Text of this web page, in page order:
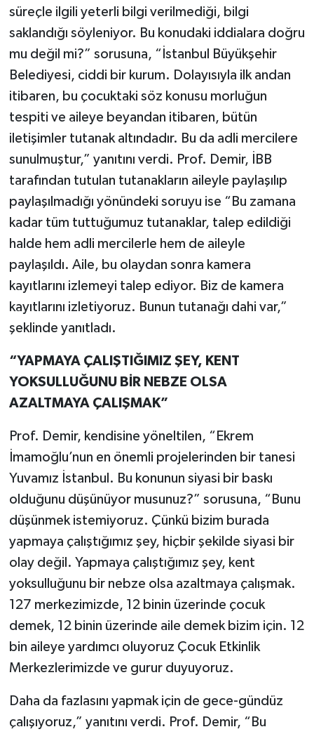
süreçle ilgili yeterli bilgi verilmediği, bilgi
saklandığı söyleniyor. Bu konudaki iddialara doğru
mu değil mi?” sorusuna, “İstanbul Büyükşehir
Belediyesi, ciddi bir kurum. Dolayısıyla ilk andan
itibaren, bu çocuktaki söz konusu morluğun
tespiti ve aileye beyandan itibaren, bütün
iletişimler tutanak altındadır. Bu da adli mercilere
sunulmuştur,” yanıtını verdi. Prof. Demir, İBB
tarafından tutulan tutanakların aileyle paylaşılıp
paylaşılmadığı yönündeki soruyu ise “Bu zamana
kadar tüm tuttuğumuz tutanaklar, talep edildiği
halde hem adli mercilerle hem de aileyle
paylaşıldı. Aile, bu olaydan sonra kamera
kayıtlarını izlemeyi talep ediyor. Biz de kamera
kayıtlarını izletiyoruz. Bunun tutanağı dahi var,”
şeklinde yanıtladı.
“YAPMAYA ÇALIŞTIĞIMIZ ŞEY, KENT
YOKSULLUĞUNU BİR NEBZE OLSA
AZALTMAYA ÇALIŞMAK”
Prof. Demir, kendisine yöneltilen, “Ekrem
İmamoğlu’nun en önemli projelerinden bir tanesi
Yuvamız İstanbul. Bu konunun siyasi bir baskı
olduğunu düşünüyor musunuz?” sorusuna, “Bunu
düşünmek istemiyoruz. Çünkü bizim burada
yapmaya çalıştığımız şey, hiçbir şekilde siyasi bir
olay değil. Yapmaya çalıştığımız şey, kent
yoksulluğunu bir nebze olsa azaltmaya çalışmak.
127 merkezimizde, 12 binin üzerinde çocuk
demek, 12 binin üzerinde aile demek bizim için. 12
bin aileye yardımcı oluyoruz Çocuk Etkinlik
Merkezlerimizde ve gurur duyuyoruz.
Daha da fazlasını yapmak için de gece-gündüz
çalışıyoruz,” yanıtını verdi. Prof. Demir, “Bu